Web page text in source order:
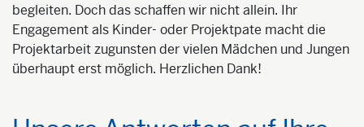
begleiten. Doch das schaffen wir nicht allein. Ihr
Engagement als Kinder- oder Projektpate macht die
Projektarbeit zugunsten der vielen Mädchen und Jungen
überhaupt erst möglich. Herzlichen Dank!